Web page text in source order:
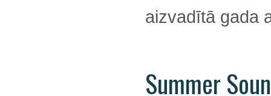
aizvadītā gada
Summer